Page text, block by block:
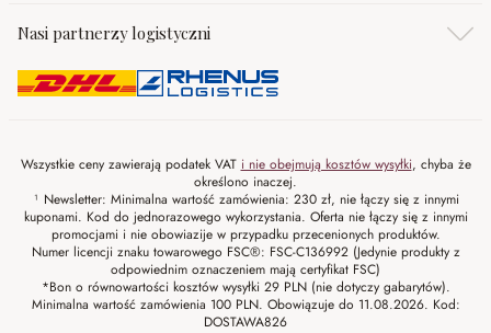
Nasi partnerzy logistyczni
Wszystkie ceny zawierają podatek VAT i nie obejmują kosztów wysyłki, chyba że
określono inaczej.
¹ Newsletter: Minimalna wartość zamówienia: 230 zł, nie łączy się z innymi
kuponami. Kod do jednorazowego wykorzystania. Oferta nie łączy się z innymi
promocjami i nie obowiazije w przypadku przecenionych produktów.
Numer licencji znaku towarowego FSC®: FSC-C136992 (Jedynie produkty z
odpowiednim oznaczeniem mają certyfikat FSC)
*Bon o równowartości kosztów wysyłki 29 PLN (nie dotyczy gabarytów).
Minimalna wartość zamówienia 100 PLN. Obowiązuje do 11.08.2026. Kod:
DOSTAWA826